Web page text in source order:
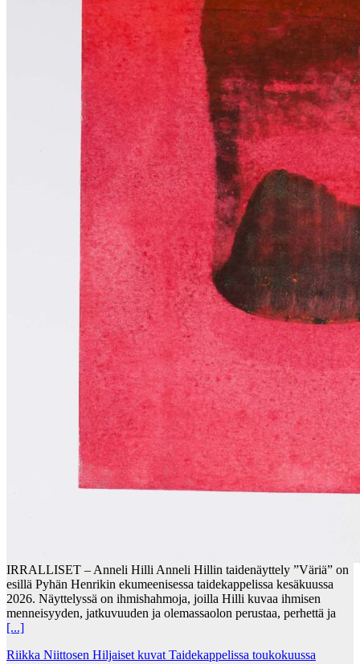
IRRALLISET – Anneli Hilli Anneli Hillin taidenäyttely ”Väriä” on
esillä Pyhän Henrikin ekumeenisessa taidekappelissa kesäkuussa
2026. Näyttelyssä on ihmishahmoja, joilla Hilli kuvaa ihmisen
menneisyyden, jatkuvuuden ja olemassaolon perustaa, perhettä ja
[...]
Riikka Niittosen Hiljaiset kuvat Taidekappelissa toukokuussa